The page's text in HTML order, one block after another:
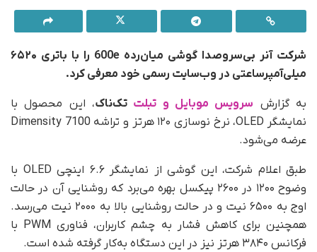
شرکت آنر بی‌سروصدا گوشی میان‌رده 600e را با باتری ۶۵۲۰
میلی‌آمپرساعتی در وب‌سایت رسمی خود معرفی کرد.
به گزارش سرویس موبایل و تبلت تک‌ناک، این محصول با
نمایشگر OLED، نرخ نوسازی ۱۲۰ هرتز و تراشه Dimensity 7100
عرضه می‌شود.
طبق اعلام شرکت، این گوشی از نمایشگر ۶.۶ اینچی OLED با
وضوح ۱۲۰۰ در ۲۶۰۰ پیکسل بهره می‌برد که روشنایی آن در حالت
اوج به ۶۵۰۰ نیت و در حالت روشنایی بالا به ۲۰۰۰ نیت می‌رسد.
همچنین برای کاهش فشار به چشم کاربران، فناوری PWM با
فرکانس ۳۸۴۰ هرتز نیز در این دستگاه به‌کار گرفته شده است.